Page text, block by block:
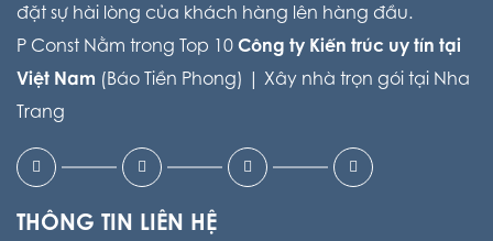
đặt sự hài lòng của khách hàng lên hàng đầu.
P Const Nằm trong Top 10 Công ty Kiến trúc uy tín tại
Việt Nam (Báo Tiền Phong) | Xây nhà trọn gói tại Nha
Trang
THÔNG TIN LIÊN HỆ